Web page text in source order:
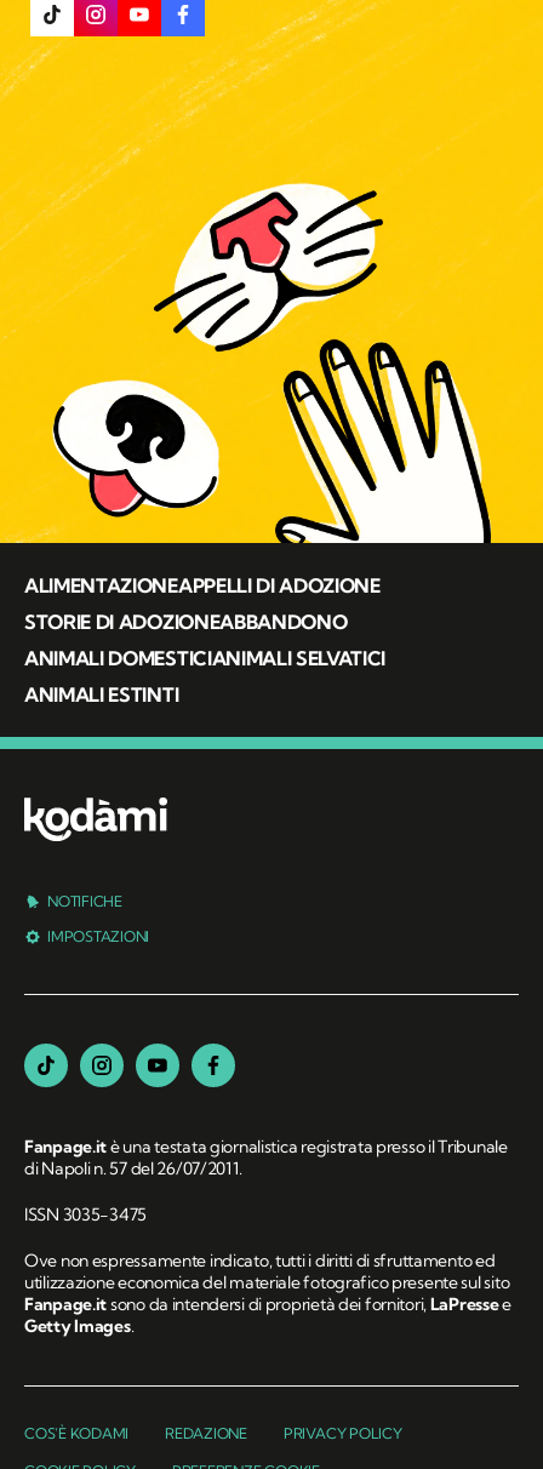
ALIMENTAZIONEAPPELLI DI ADOZIONE
STORIE DI ADOZIONEABBANDONO
ANIMALI DOMESTICIANIMALI SELVATICI
ANIMALI ESTINTI
NOTIFICHE
IMPOSTAZIONI
Fanpage.itè una testata giornalistica registrata presso il Tribunale
di Napoli n. 57 del 26/07/2011.
ISSN 3035-3475
Ove non espressamente indicato, tutti i diritti di sfruttamento ed
utilizzazione economica del materiale fotografico presente sul sito
Fanpage.itsono da intendersi di proprietà dei fornitori,LaPressee
Getty Images.
COS'È KODAMI REDAZIONE PRIVACY POLICY